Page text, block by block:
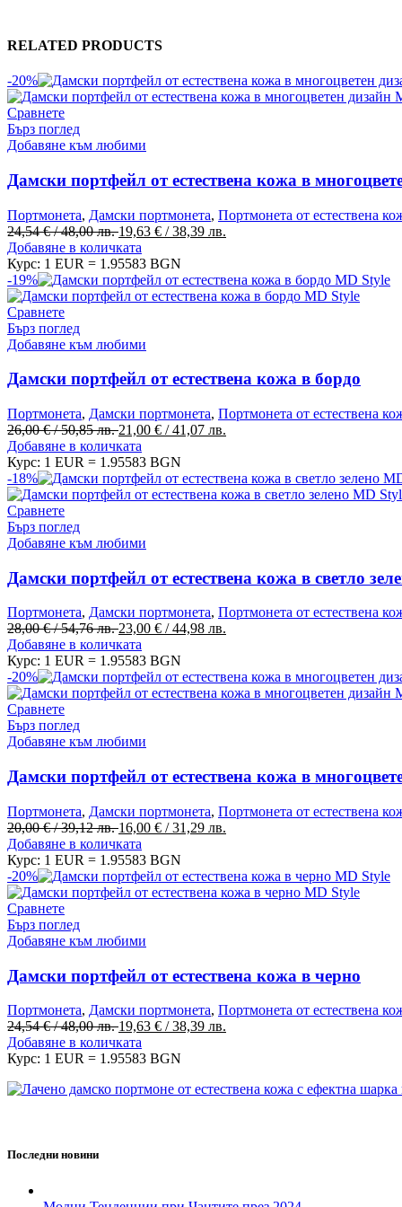
RELATED PRODUCTS
-20%
Сравнете
Бърз поглед
Добавяне към любими
Дамски портфейл от естествена кожа в
Портмонета, Дамски портмонета, Портмонета от естествена
24,54€/ 48,00 лв.Original
price
was:
24,54 €
/
19,63 € / 38,39 лв.
19,63 €
/
Добавяне в количката
Курс: 1 EUR = 1.95583 BGN
-19%
Сравнете
Бърз поглед
Добавяне към любими
Дамски портфейл от естествена кожа в бордо
Портмонета, Дамски портмонета, Портмонета от естествена
26,00€/ 50,85 лв.Original
price
was:
26,00 €
/
21,00 € / 41,07 лв.
21,00 €
/
Добавяне в количката
Курс: 1 EUR = 1.95583 BGN
-18%
Сравнете
Бърз поглед
Добавяне към любими
Дамски портфейл от естествена кожа в светло
Портмонета, Дамски портмонета, Портмонета от естествена
28,00€/ 54,76 лв.Original
price
was:
28,00 €
/
23,00 € / 44,98 лв.
23,00 €
/
Добавяне в количката
Курс: 1 EUR = 1.95583 BGN
-20%
Сравнете
Бърз поглед
Добавяне към любими
Дамски портфейл от естествена кожа в
Портмонета, Дамски портмонета, Портмонета от естествена
20,00€/ 39,12 лв.Original
price
was:
20,00 €
/
16,00 € / 31,29 лв.
16,00 €
/
Добавяне в количката
Курс: 1 EUR = 1.95583 BGN
-20%
Сравнете
Бърз поглед
Добавяне към любими
Дамски портфейл от естествена кожа в черно
Портмонета, Дамски портмонета, Портмонета от естествена
24,54€/ 48,00 лв.Original
price
was:
/
19,63 € / 38,39 лв.
/
Добавяне в количката
Курс: 1 EUR = 1.95583 BGN
Последни новини